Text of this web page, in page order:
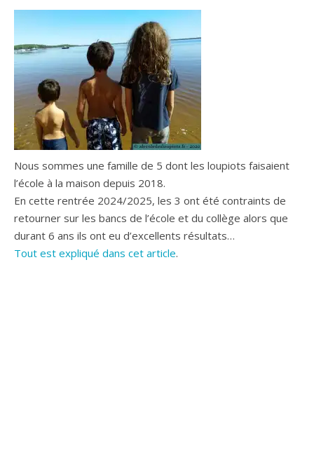
Nous sommes une famille de 5 dont les loupiots faisaient
l’école à la maison depuis 2018.
En cette rentrée 2024/2025, les 3 ont été contraints de
retourner sur les bancs de l’école et du collège alors que
durant 6 ans ils ont eu d’excellents résultats…
Tout est expliqué dans cet article.